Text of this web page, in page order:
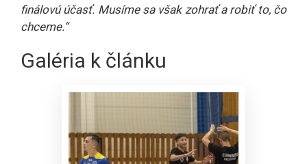
finálovú účasť. Musíme sa však zohrať a robiť to, čo
chceme.“
Galéria k článku